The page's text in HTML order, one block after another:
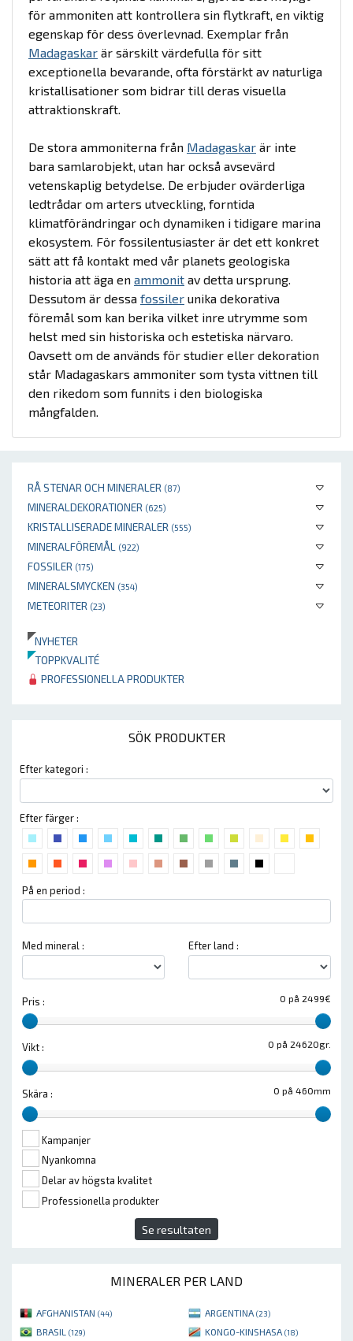
RÅ STENAR OCH MINERALER (87)
MINERALDEKORATIONER (625)
KRISTALLISERADE MINERALER (555)
MINERALFÖREMÅL (922)
FOSSILER (175)
MINERALSMYCKEN (354)
METEORITER (23)
NYHETER
TOPPKVALITÉ
PROFESSIONELLA PRODUKTER
SÖK PRODUKTER
Efter kategori :
Efter färger :
På en period :
Med mineral : Efter land :
0 på 2499€
Pris :
0 på 24620gr.
Vikt :
0 på 460mm
Skära :
Kampanjer
Nyankomna
Delar av högsta kvalitet
Professionella produkter
Se resultaten
MINERALER PER LAND
AFGHANISTAN (44) ARGENTINA (23)
BRASIL (129) KONGO-KINSHASA (18)
för ammoniten att kontrollera sin flytkraft, en viktig
egenskap för dess överlevnad. Exemplar från
Madagaskar är särskilt värdefulla för sitt
exceptionella bevarande, ofta förstärkt av naturliga
kristallisationer som bidrar till deras visuella
attraktionskraft.
De stora ammoniterna från Madagaskar är inte
bara samlarobjekt, utan har också avsevärd
vetenskaplig betydelse. De erbjuder ovärderliga
ledtrådar om arters utveckling, forntida
klimatförändringar och dynamiken i tidigare marina
ekosystem. För fossilentusiaster är det ett konkret
sätt att få kontakt med vår planets geologiska
historia att äga en ammonit av detta ursprung.
Dessutom är dessa fossiler unika dekorativa
föremål som kan berika vilket inre utrymme som
helst med sin historiska och estetiska närvaro.
Oavsett om de används för studier eller dekoration
står Madagaskars ammoniter som tysta vittnen till
den rikedom som funnits i den biologiska
mångfalden.